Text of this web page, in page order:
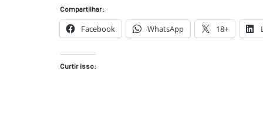
Compartilhar:
Facebook WhatsApp 18+
Curtir isso: